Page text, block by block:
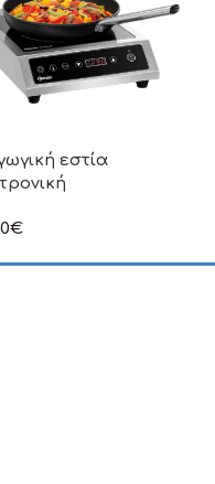
εστία
€
Φ.Π.Α